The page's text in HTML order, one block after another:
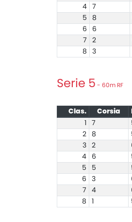
4
7
5
8
6
6
7
2
8
3
Serie 5 - 60m RF
Clas. Corsia
7
2
8
3
2
4
6
5
5
6
3
7
4
8